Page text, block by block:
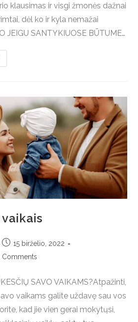
klausimas ir visgi žmonės dažnai
dėl ko ir kyla nemažai
JEIGU SANTYKIUOSE BŪTUME…
15 birželio, 2022
Comments
SAVO VAIKAMS?Atpažinti,
vaikams galite uždavę sau vos
kad jie vien gerai mokytųsi,